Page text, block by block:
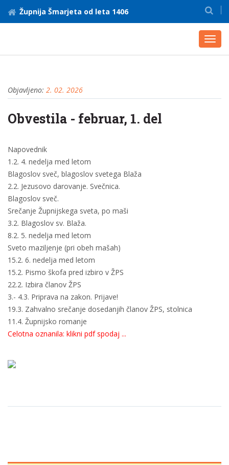
Župnija Šmarjeta od leta 1406
Objavljeno: 2. 02. 2026
Obvestila - februar, 1. del
Napovednik
1.2. 4. nedelja med letom
Blagoslov sveč, blagoslov svetega Blaža
2.2. Jezusovo darovanje. Svečnica.
Blagoslov sveč.
Srečanje Župnijskega sveta, po maši
3.2. Blagoslov sv. Blaža.
8.2. 5. nedelja med letom
Sveto maziljenje (pri obeh mašah)
15.2. 6. nedelja med letom
15.2. Pismo škofa pred izbiro v ŽPS
22.2. Izbira članov ŽPS
3.- 4.3. Priprava na zakon. Prijave!
19.3. Zahvalno srečanje dosedanjih članov ŽPS, stolnica
11.4. Župnijsko romanje
Celotna oznanila: klikni pdf spodaj ...